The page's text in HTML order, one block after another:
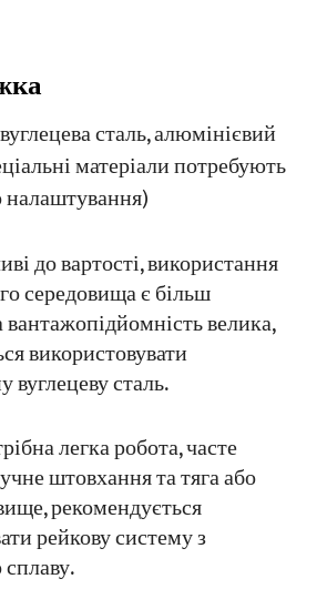
сталь, алюмінієвий
матеріали потребують
налаштування)
до вартості, використання
середовища є більш
велика,
використовувати
вуглецеву сталь.
легка робота, часте
штовхання та тяга або
рекомендується
рейкову систему з